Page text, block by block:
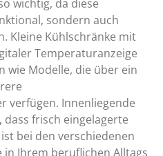
wichtig, da diese
sondern auch
Kleine Kühlschränke mit
Temperaturanzeige
wie Modelle, die über ein
verfügen. Innenliegende
frisch eingelagerte
bei den verschiedenen
in Ihrem beruflichen Alltags